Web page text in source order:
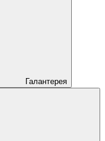
Галантерея